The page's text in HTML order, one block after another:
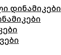
დინამიკები